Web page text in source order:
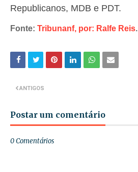
Republicanos, MDB e PDT.
Fonte: Tribunanf, por: Ralfe Reis.
ANTIGOS
Postar um comentário
0 Comentários